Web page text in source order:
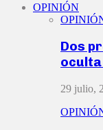
OPINIÓN
Dos
29 julio,